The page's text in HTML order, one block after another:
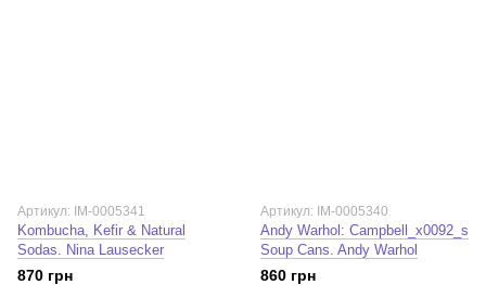
Артикул: IM-0005341
Kombucha, Kefir & Natural
Sodas. Nina Lausecker
870 грн
Артикул: IM-0005340
Andy Warhol: Campbell_x0092_s
Soup Cans. Andy Warhol
860 грн